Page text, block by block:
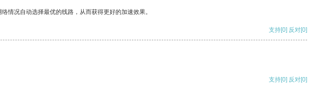
情况自动选择最优的线路，从而获得更好的加速效果。
支持[0] 反对[0]
支持[0] 反对[0]